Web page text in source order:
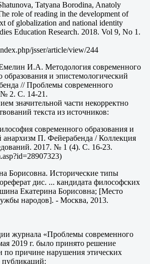
Tatyana Borodina, Anatoly
role of reading in the development of
of globalization and national identity
Education Research. 2018. Vol 9, No 1.
jsser/article/view/244
И.А. Методология современного
образования и эпистемологический
// Проблемы современного
№ 2. С. 14-21.
значительной части некорректно
текста из источников:
современного образования и
анархизм П. Фейерабенда / Коллекция
2017. № 1 (4). С. 16-23.
Борисовна. Исторические типы
дис. ... кандидата философских
Екатерина Борисовна; [Место
народов]. - Москва, 2013.
журнала «Проблемы современного
2019 г. было принято решение
по причине нарушения этических